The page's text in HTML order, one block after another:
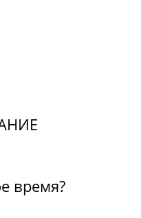
время?